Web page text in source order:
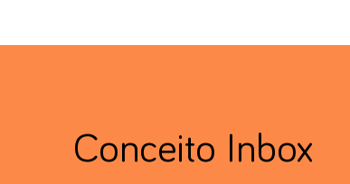
Conceito Inbox